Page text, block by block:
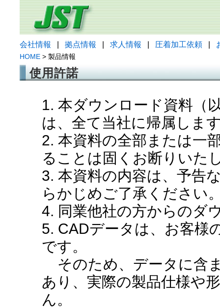
会社情報 拠点情報 求人情報 圧着加工依頼
HOME > 製品情報
使用許諾
1. 本ダウンロード資料（
は、全て当社に帰属しま
2. 本資料の全部または一
ることは固くお断りいた
3. 本資料の内容は、予告
らかじめご了承ください
4. 同業他社の方からのダ
5. CADデータは、お客様
です。
そのため、データに含
あり、実際の製品仕様や
ん。